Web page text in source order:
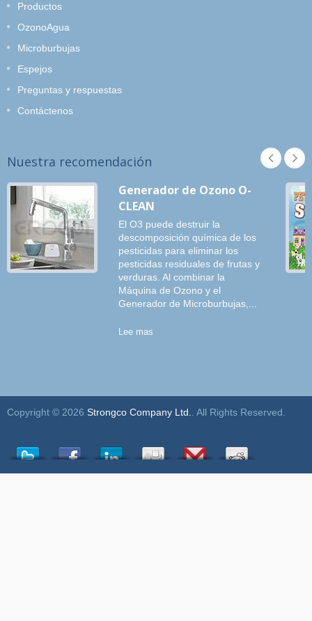
Productos
OzonoAgua
Microburbujas
Espejos
Preguntas y respuestas
Contáctenos
Nuestra recomendación
Generador de Ozono O-
CLEAN
El O3 puede destruir la
descomposición química de los
pesticidas para eliminar los
pesticidas residuales de frutas y
verduras. Al combinar la
Máquina de Ozono y el
Generador de Microburbujas,...
Lee mas
Copyright © 2026 Strongco Company Ltd.. All Rights Reserved.